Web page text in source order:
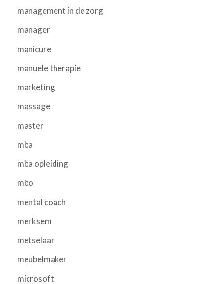
management in de zorg
manager
manicure
manuele therapie
marketing
massage
master
mba
mba opleiding
mbo
mental coach
merksem
metselaar
meubelmaker
microsoft